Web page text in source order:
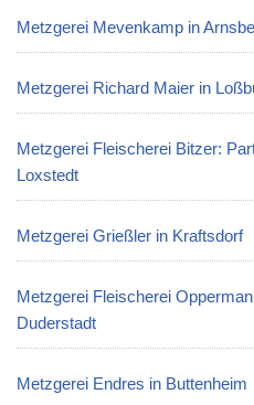
Metzgerei Mevenkamp in
Metzgerei Richard Maier in
Metzgerei Fleischerei Bitzer:
Loxstedt
Metzgerei Grießler in Kraftsdorf
Metzgerei Fleischerei
Duderstadt
Metzgerei Endres in Buttenheim